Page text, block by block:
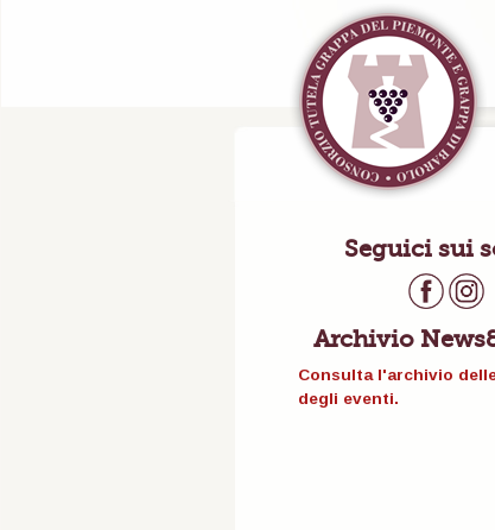
Seguici sui
Archivio
Consulta l'archivio
degli eventi.